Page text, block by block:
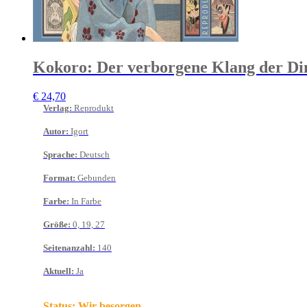
Kokoro: Der verborgene Klang der
€ 24,70
Verlag: Reprodukt
Autor: Igort
Sprache: Deutsch
Format: Gebunden
Farbe: In Farbe
Größe: 0, 19, 27
Seitenanzahl: 140
Aktuell: Ja